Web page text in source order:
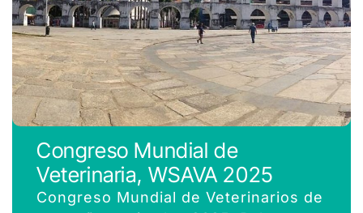
Congreso Mundial de
Veterinaria, WSAVA 2025
Congreso Mundial de Veterinarios de